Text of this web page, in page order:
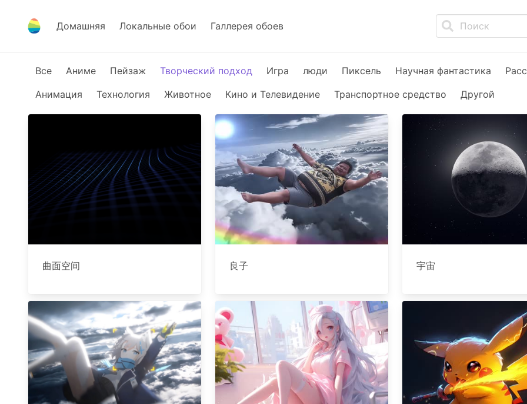
Домашняя Локальные обои Галлерея обоев
Все Аниме Пейзаж Творческий подход Игра люди Пиксель Научная фантастика
Анимация
Технология Животное Кино и Телевидение Транспортное средство Другой
曲面空间 良子 宇宙